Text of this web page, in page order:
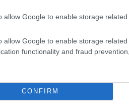
allow Google to enable storage related
allow Google to enable storage
functionality and fraud
CONFIRM
ΤΕΧΝΟΛΟΓΙΑ